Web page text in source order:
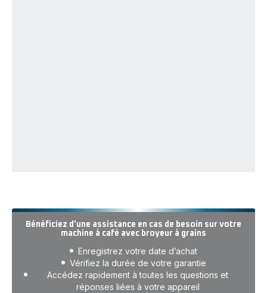
Bénéficiez d'une assistance en cas de besoin sur votre
machine à café avec broyeur à grains
Enregistrez votre date d’achat
Vérifiez la durée de votre garantie
Accédez rapidement à toutes les questions et
réponses liées à votre appareil